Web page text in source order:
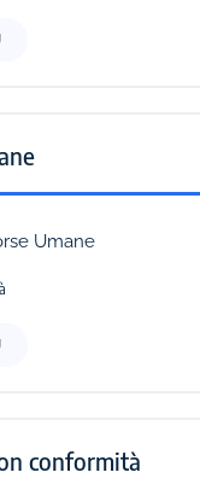
Umane
conformità